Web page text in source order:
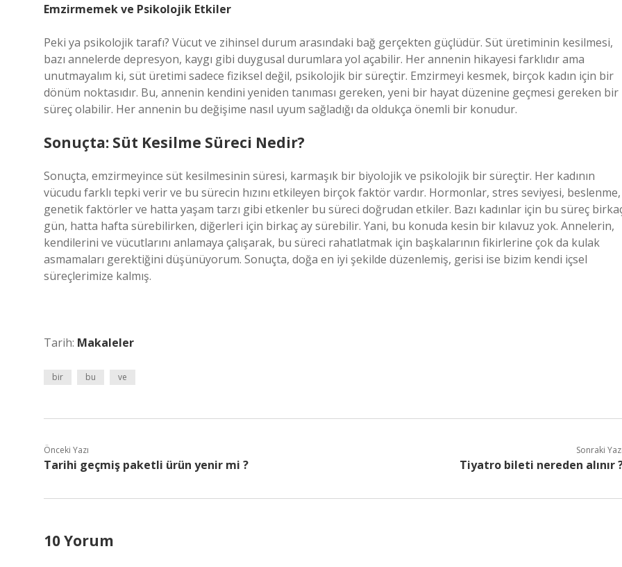
Emzirmemek ve Psikolojik Etkiler
Peki ya psikolojik tarafı? Vücut ve zihinsel durum arasındaki bağ gerçekten güçlüdür. Süt üretiminin kesilmesi,
bazı annelerde depresyon, kaygı gibi duygusal durumlara yol açabilir. Her annenin hikayesi farklıdır ama
unutmayalım ki, süt üretimi sadece fiziksel değil, psikolojik bir süreçtir. Emzirmeyi kesmek, birçok kadın için bir
dönüm noktasıdır. Bu, annenin kendini yeniden tanıması gereken, yeni bir hayat düzenine geçmesi gereken bir
süreç olabilir. Her annenin bu değişime nasıl uyum sağladığı da oldukça önemli bir konudur.
Sonuçta: Süt Kesilme Süreci Nedir?
Sonuçta, emzirmeyince süt kesilmesinin süresi, karmaşık bir biyolojik ve psikolojik bir süreçtir. Her kadının
vücudu farklı tepki verir ve bu sürecin hızını etkileyen birçok faktör vardır. Hormonlar, stres seviyesi, beslenme,
genetik faktörler ve hatta yaşam tarzı gibi etkenler bu süreci doğrudan etkiler. Bazı kadınlar için bu süreç
gün, hatta hafta sürebilirken, diğerleri için birkaç ay sürebilir. Yani, bu konuda kesin bir kılavuz yok. Annelerin,
kendilerini ve vücutlarını anlamaya çalışarak, bu süreci rahatlatmak için başkalarının fikirlerine çok da kulak
asmamaları gerektiğini düşünüyorum. Sonuçta, doğa en iyi şekilde düzenlemiş, gerisi ise bizim kendi içsel
süreçlerimize kalmış.
Tarih: Makaleler
bir bu ve
Önceki Yazı
Tarihi geçmiş paketli ürün yenir mi ?
Sonraki
Tiyatro bileti nereden alınır
10 Yorum